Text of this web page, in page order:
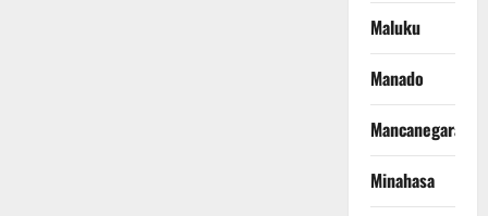
Maluku
Manado
Mancanegara
Minahasa